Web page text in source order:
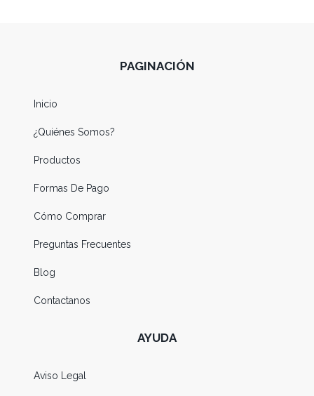
PAGINACIÓN
Inicio
¿Quiénes Somos?
Productos
Formas De Pago
Cómo Comprar
Preguntas Frecuentes
Blog
Contactanos
AYUDA
Aviso Legal